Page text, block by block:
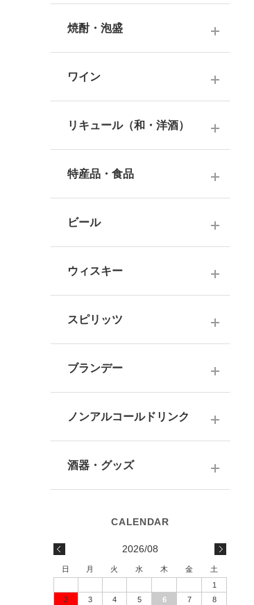
3000円台
4000円台
5000円台
3,001～5,000円
5,001～10,000円
大吟醸酒
純米吟醸酒
吟醸酒
普通酒
お燗酒
にごり酒・発泡・その他
中部・北陸の日本酒
九州の日本酒
焼酎・泡盛
芋焼酎
麦焼酎
米焼酎
黒糖焼酎
ワイン
ドイツワイン
海外産ワイン
赤ワイン
シャンパーニュ
スパークリングワイン
オレンジワイン
リキュール（和・洋酒）
果実酒・その他
シリーズで選ぶ
特産品・食品
おつまみ
健康志向・免疫力アップ
調味料
ビール
ウィスキー
その他ウイスキー
国産洋酒
スピリッツ
ラム
テキーラ
ブランデー
ノンアルコールドリンク
酒器・グッズ
2026/08
日 月 火 水 木 金
土
1
2
3 4 5 6 7
8